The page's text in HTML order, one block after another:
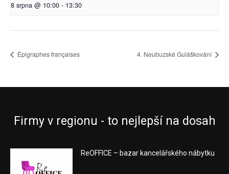
8 srpna @ 10:00 - 13:30
Épigraphes françaises 4. Neubuzské Guláškování
Firmy v regionu - to nejlepší na dosah
ReOFFICE – bazar kancelářského nábytku